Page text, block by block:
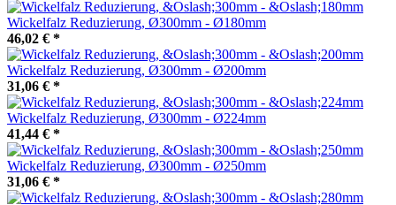
Wickelfalz Reduzierung, Ø300mm - Ø180mm
46,02 € *
Wickelfalz Reduzierung, Ø300mm - Ø200mm
31,06 € *
Wickelfalz Reduzierung, Ø300mm - Ø224mm
41,44 € *
Wickelfalz Reduzierung, Ø300mm - Ø250mm
31,06 € *